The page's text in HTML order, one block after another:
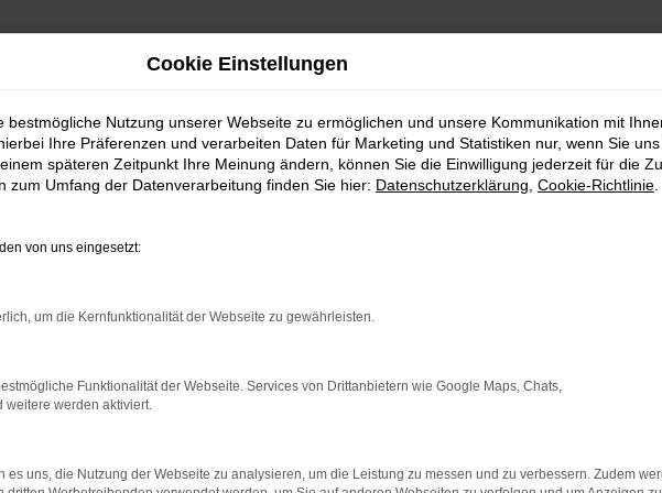
bestimmter Seiten verhindern. Funktioniert die Seite in einem anderen
beheben.
auf dem neuesten Stand sind.
kann auch dazu führen, dass bestimmte Funktionen nicht mehr unterstützt
Cookie Einstellungen
bestmögliche Nutzung unserer Webseite zu ermöglichen und unsere Kommunikation mit
Ihre Präferenzen und verarbeiten Daten für Marketing und Statistiken nur, wenn Sie
späteren Zeitpunkt Ihre Meinung ändern, können Sie die Einwilligung jederzeit für die
zum Umfang der Datenverarbeitung finden Sie hier: Datenschutzerklärung Cookie-Richtlinie
von uns eingesetzt:
um die Kernfunktionalität der Webseite zu gewährleisten.
Funktionalität der Webseite. Services von Drittanbietern wie Google Maps, Chats,
weitere werden aktiviert.
es uns, die Nutzung der Webseite zu analysieren, um die Leistung zu messen und zu verbessern. Zudem